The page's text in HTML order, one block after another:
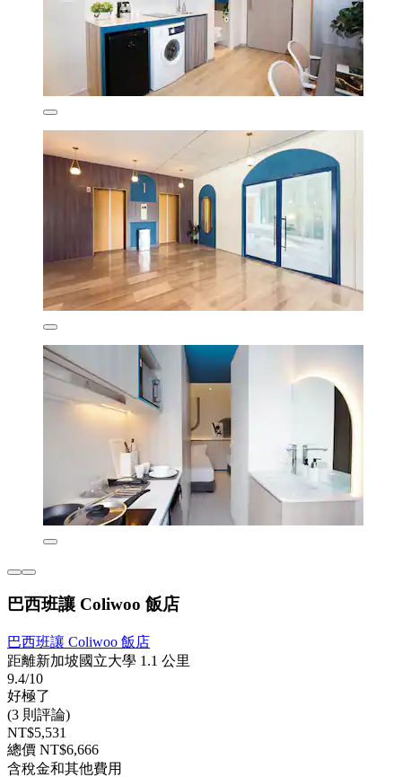
巴西班讓 Coliwoo 飯店
巴西班讓 Coliwoo 飯店
距離新加坡國立大學 1.1 公里
9.4/10
好極了
(3 則評論)
NT$5,531
總價 NT$6,666
含稅金和其他費用